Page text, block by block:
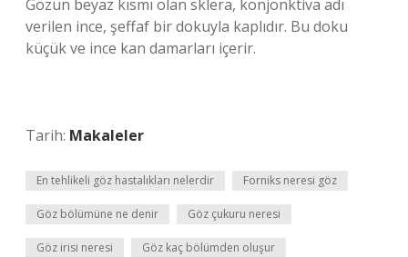
Gözün beyaz kısmı olan sklera, konjonktiva adı
verilen ince, şeffaf bir dokuyla kaplıdır. Bu doku
küçük ve ince kan damarları içerir.
Tarih: Makaleler
En tehlikeli göz hastalıkları nelerdir Forniks neresi göz
Göz bölümüne ne denir Göz çukuru neresi
Göz irisi neresi Göz kaç bölümden oluşur